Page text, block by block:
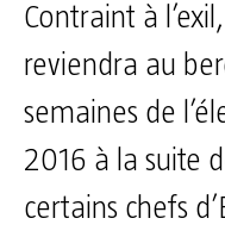
Contraint à
reviendra au
semaines de
2016 à la suite
certains chefs